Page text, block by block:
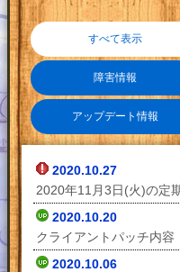
すべて表示
障害情報
アップデート情報
2020.10.27
2020年11月3日(火)の定
2020.10.20
クライアントパッチ内容
2020.10.06